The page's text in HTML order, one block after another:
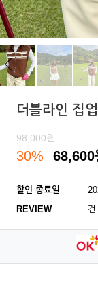
더블라인 집
98,000원
30% 68,600
할인 종료일
REVIEW